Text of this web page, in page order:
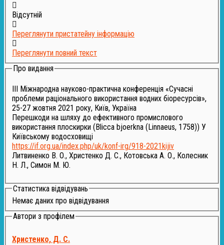
Відсутній
Переглянути пристатейну інформацію
Переглянути повний текст
Про видання
III Міжнародна науково-практична конференція «Сучасні
проблеми раціонального використання водних біоресурсів»,
25-27 жовтня 2021 року, Київ, Україна
Перешкоди на шляху до ефективного промислового
використання плоскирки (Blicca bjoerkna (Linnaeus, 1758)) У
Київському водосховищі
https://if.org.ua/index.php/uk/konf-irg/918-2021kijiv
Литвиненко В. О., Христенко Д. С., Котовська А. О., Колесник
Н. Л., Симон М. Ю.
Статистика відвідувань
Немає даних про відвідування
Автори з профілем
Христенко, Д. С.